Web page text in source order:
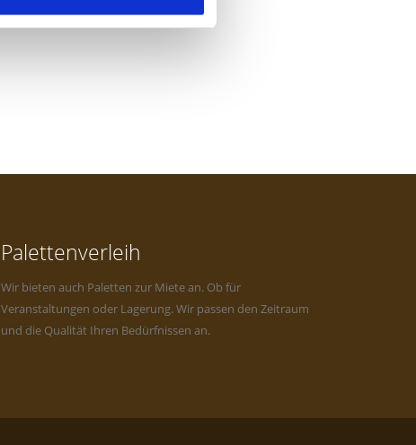
Palettenverleih
Wir bieten auch Paletten zur Miete an. Ob für
Veranstaltungen oder Lagerung. Wir passen den Zeitraum
und die Qualität Ihren Bedürfnissen an.